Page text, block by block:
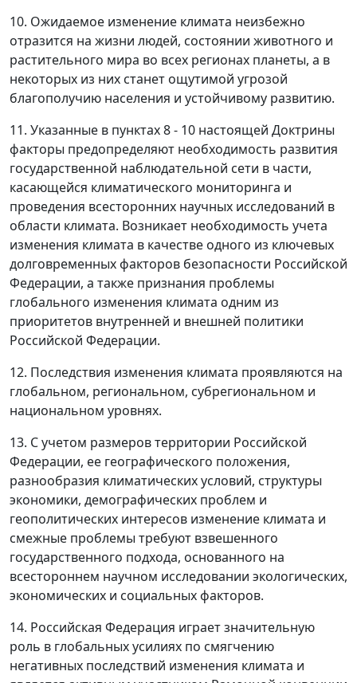
10. Ожидаемое изменение климата неизбежно
отразится на жизни людей, состоянии животного и
растительного мира во всех регионах планеты, а в
некоторых из них станет ощутимой угрозой
благополучию населения и устойчивому развитию.
11. Указанные в пунктах 8 - 10 настоящей Доктрины
факторы предопределяют необходимость развития
государственной наблюдательной сети в части,
касающейся климатического мониторинга и
проведения всесторонних научных исследований в
области климата. Возникает необходимость учета
изменения климата в качестве одного из ключевых
долговременных факторов безопасности Российской
Федерации, а также признания проблемы
глобального изменения климата одним из
приоритетов внутренней и внешней политики
Российской Федерации.
12. Последствия изменения климата проявляются на
глобальном, региональном, субрегиональном и
национальном уровнях.
13. С учетом размеров территории Российской
Федерации, ее географического положения,
разнообразия климатических условий, структуры
экономики, демографических проблем и
геополитических интересов изменение климата и
смежные проблемы требуют взвешенного
государственного подхода, основанного на
всестороннем научном исследовании экологических,
экономических и социальных факторов.
14. Российская Федерация играет значительную
роль в глобальных усилиях по смягчению
негативных последствий изменения климата и